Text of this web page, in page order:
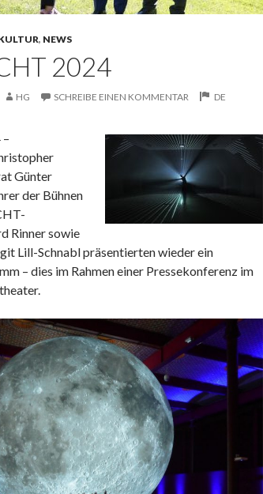
, NEWS
2024
HG SCHREIBE EINEN KOMMENTAR DE
Günter
der Bühnen
Rinner sowie
Lill-Schnabl präsentierten wieder ein
– dies im Rahmen einer Pressekonferenz im